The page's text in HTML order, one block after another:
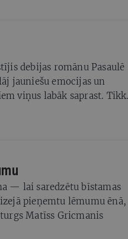
debijas romānu Pasaulē
jauniešu emocijas un
viņus labāk saprast.
— lai saredzētu bīstamas
pieņemtu lēmumu ēnā,
Matīss Gricmanis